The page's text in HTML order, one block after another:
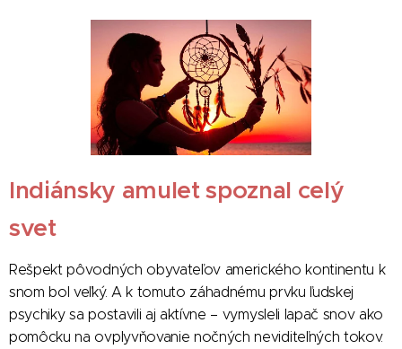
Indiánsky amulet spoznal celý
svet
Rešpekt pôvodných obyvateľov amerického kontinentu k
snom bol veľký. A k tomuto záhadnému prvku ľudskej
psychiky sa postavili aj aktívne – vymysleli lapač snov ako
pomôcku na ovplyvňovanie nočných neviditeľných tokov.